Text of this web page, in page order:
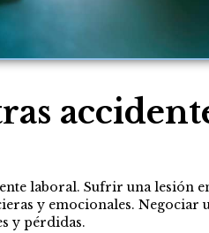
laboral. Sufrir una lesión
y emocionales. Negociar
y pérdidas.